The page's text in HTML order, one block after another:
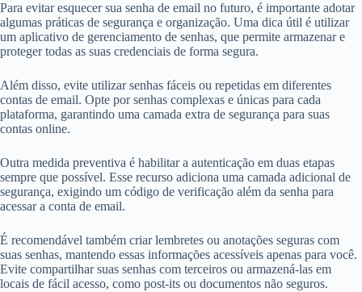
Para evitar esquecer sua senha de email no futuro, é importante adotar
algumas práticas de segurança e organização. Uma dica útil é utilizar
um aplicativo de gerenciamento de senhas, que permite armazenar e
proteger todas as suas credenciais de forma segura.
Além disso, evite utilizar senhas fáceis ou repetidas em diferentes
contas de email. Opte por senhas complexas e únicas para cada
plataforma, garantindo uma camada extra de segurança para suas
contas online.
Outra medida preventiva é habilitar a autenticação em duas etapas
sempre que possível. Esse recurso adiciona uma camada adicional de
segurança, exigindo um código de verificação além da senha para
acessar a conta de email.
É recomendável também criar lembretes ou anotações seguras com
suas senhas, mantendo essas informações acessíveis apenas para você.
Evite compartilhar suas senhas com terceiros ou armazená-las em
locais de fácil acesso, como post-its ou documentos não seguros.